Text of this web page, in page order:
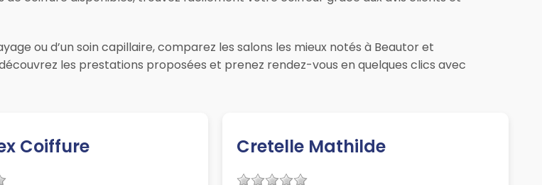
ou d’un soin capillaire, comparez les salons les mieux notés à Beautor et
les prestations proposées et prenez rendez-vous en quelques clics avec
Coiffure Cretelle Mathilde